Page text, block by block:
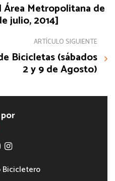
Área Metropolitana de
julio, 2014]
ARTÍCULO SIGUIENTE
Bicicletas (sábados
2 y 9 de Agosto)